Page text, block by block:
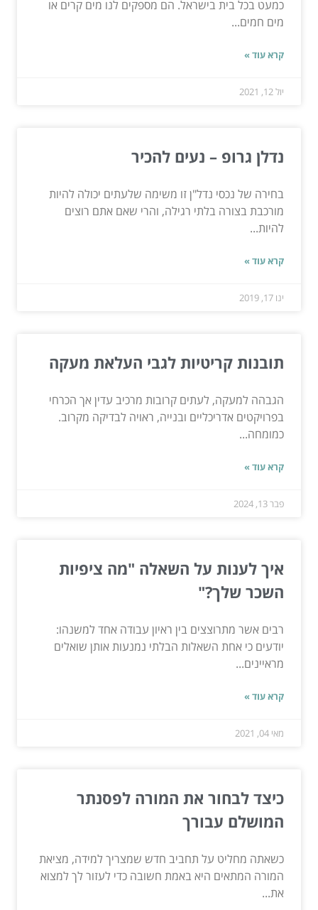
כמעט בכל בית בישראל. הם מספקים לנו מים קרים או
מים חמים...
קרא עוד »
יול 12, 2021
נדלן גרופ – נעים להכיר
בחירה של נכסי נדל"ן זו משימה שלעתים יכולה להיות
מורכבת בצורה בלתי רגילה, והרי שאם אתם רוצים
להיות...
קרא עוד »
ינו 17, 2019
תובנות קריטיות לגבי העלאת מעקה
הגבהה למעקה, לעתים קרובות מרכיב עדין אך הכרחי
בפרויקטים אדריכליים ובנייה, ראויה לבדיקה מקרוב.
כמומחה...
קרא עוד »
פבר 13, 2024
איך לענות על השאלה "מה ציפיות
השכר שלך?"
רבים אשר מתרוצצים בין ראיון עבודה אחד למשנהו:
יודעים כי אחת השאלות הבלתי נמנעות אותן שואלים
מראיינים...
קרא עוד »
מאי 04, 2021
כיצד לבחור את המורה לפסנתר
המושלם עבורך
כשאתה מחליט על תחביב חדש שמצריך למידה, מציאת
המורה המתאים היא באמת חשובה כדי לעזור לך למצוא
את...